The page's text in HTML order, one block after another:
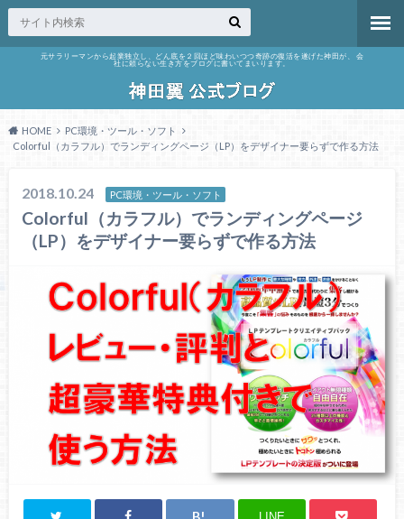
元サラリーマンから起業独立し、どん底を２回ほど味わいつつ奇跡の復活を遂げた神田が、 会
社に頼らない生き方をブログに書いてまいります。
HOME
PC環境・ツール・ソフト
Colorful（カラフル）でランディングページ（LP）をデザイナー要らずで作る方法
2018.10.24 PC環境・ツール・ソフト
Colorful（カラフル）でランディングページ
（LP）をデザイナー要らずで作る方法